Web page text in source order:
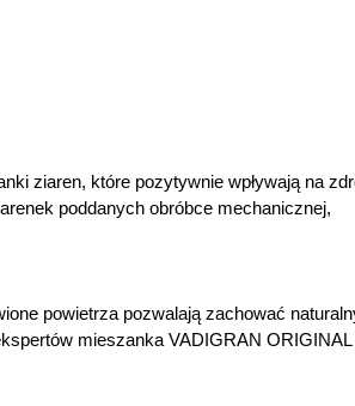
ziaren, które pozytywnie wpływają na
poddanych obróbce mechanicznej,
powietrza pozwalają zachować
mieszanka VADIGRAN ORIGINAL